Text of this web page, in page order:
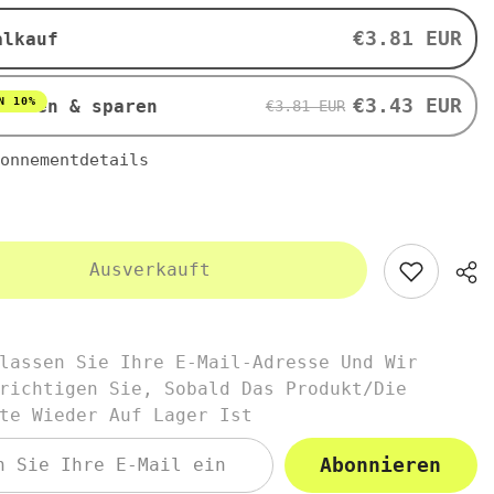
BIO
120
g
BIO
ANIA
€3.81 EUR
& sparen
10% €3.81 EUR €3.43 EUR
Ausverkauft
Sie Ihre E-Mail-Adresse Und Wir
Sie, Sobald Das Produkt/die
Wieder Auf Lager Ist
Abonnieren